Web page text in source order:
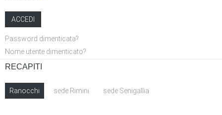
ACCEDI
Password dimenticata?
Nome utente dimenticato?
RECAPITI
Ranocchi sede Rimini sede Senigallia